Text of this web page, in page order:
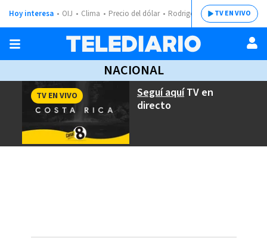
Hoy interesa OIJ Clima Precio del dólar Rodrigo ChavesTV EN VIVO
NACIONAL
Seguí aquíTV en
directo
TV EN VIVO